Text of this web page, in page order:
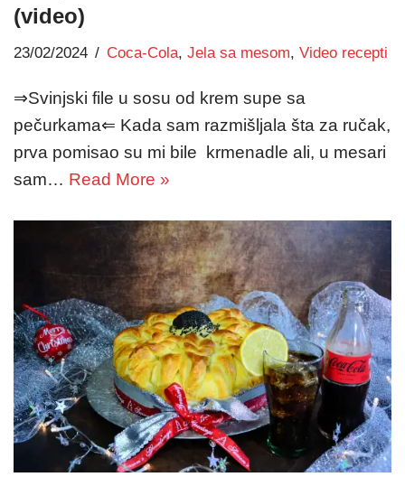
(video)
23/02/2024 Coca-Cola, Jela sa mesom, Video recepti
⇒Svinjski file u sosu od krem supe sa
pečurkama⇐ Kada sam razmišljala šta za ručak,
prva pomisao su mi bile krmenadle ali, u mesari
sam… Read More »